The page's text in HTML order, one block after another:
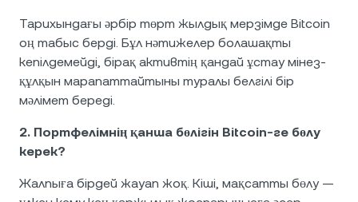
Тарихындағы әрбір төрт жылдық мерзімде Bitcoin
оң табыс берді. Бұл нәтижелер болашақты
кепілдемейді, бірақ активтің қандай ұстау мінез-
құлқын марапаттайтыны туралы белгілі бір
мәлімет береді.
2. Портфелімнің қанша бөлігін Bitcoin-ге бөлу
керек?
Жалпыға бірдей жауап жоқ. Кіші, мақсатты бөлу —